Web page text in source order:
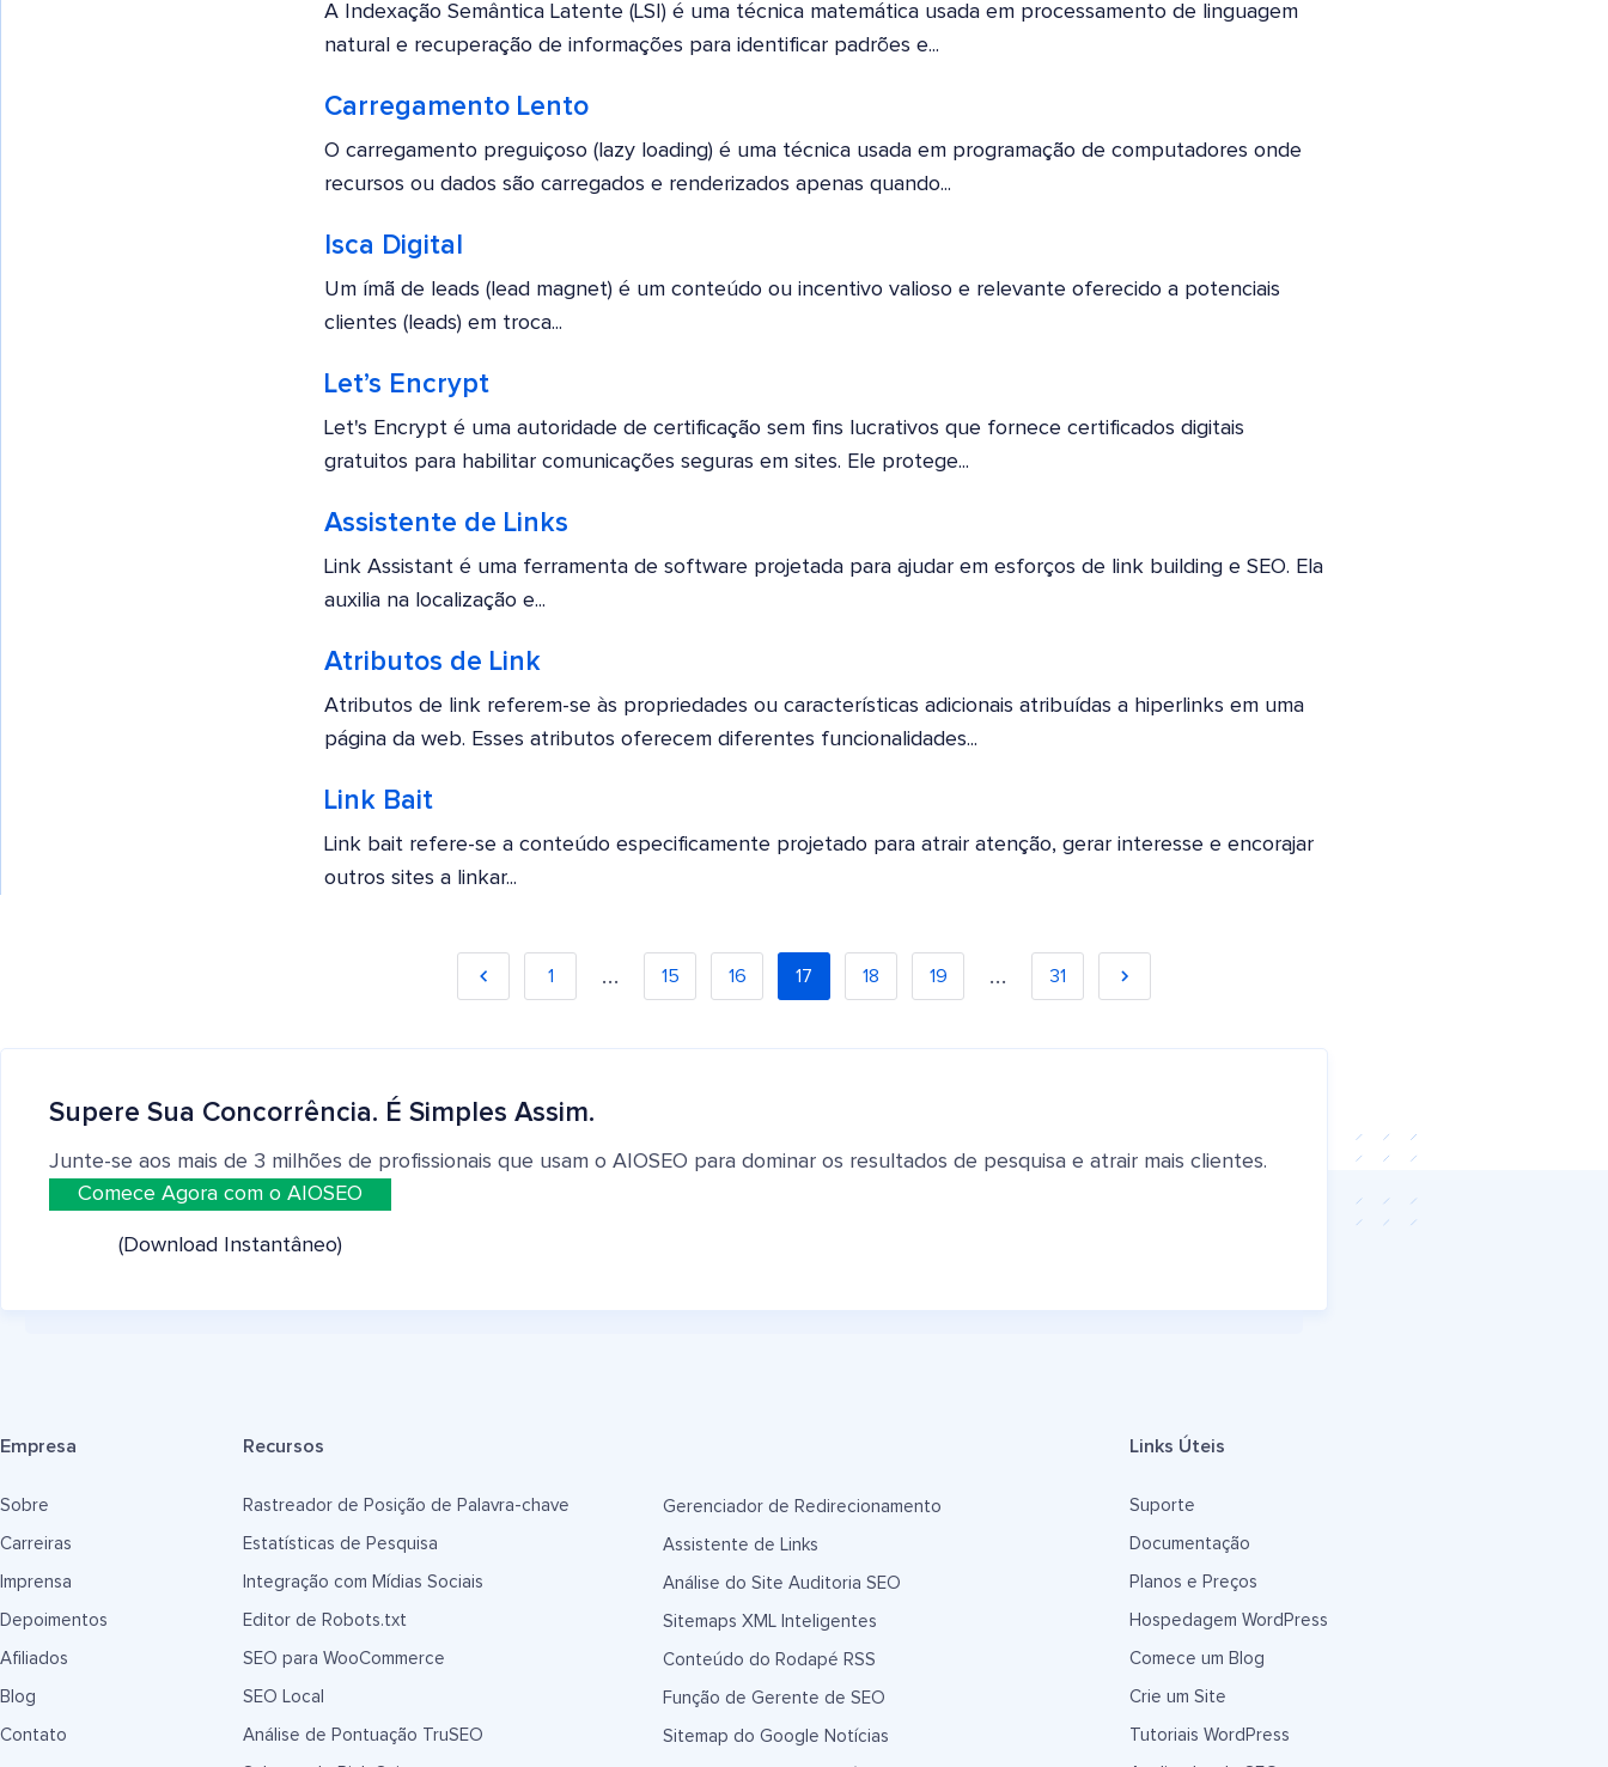
A Indexação Semântica Latente (LSI) é uma técnica matemática usada em processamento de linguagem
natural e recuperação de informações para identificar padrões e...
Carregamento Lento
O carregamento preguiçoso (lazy loading) é uma técnica usada em programação de computadores onde
recursos ou dados são carregados e renderizados apenas quando...
Isca Digital
Um ímã de leads (lead magnet) é um conteúdo ou incentivo valioso e relevante oferecido a potenciais
clientes (leads) em troca...
Let’s Encrypt
Let's Encrypt é uma autoridade de certificação sem fins lucrativos que fornece certificados digitais
gratuitos para habilitar comunicações seguras em sites. Ele protege...
Assistente de Links
Link Assistant é uma ferramenta de software projetada para ajudar em esforços de link building e SEO. Ela
auxilia na localização e...
Atributos de Link
Atributos de link referem-se às propriedades ou características adicionais atribuídas a hiperlinks em uma
página da web. Esses atributos oferecem diferentes funcionalidades...
Link Bait
Link bait refere-se a conteúdo especificamente projetado para atrair atenção, gerar interesse e encorajar
outros sites a linkar...
1 … 15 16 17 18 19 … 31
Supere Sua Concorrência. É Simples Assim.
Junte-se aos mais de 3 milhões de profissionais que usam o AIOSEO para dominar os resultados de pesquisa e atrair mais clientes.
Comece Agora com o AIOSEO
(Download Instantâneo)
Empresa
Sobre
Carreiras
Imprensa
Depoimentos
Afiliados
Blog
Contato
Recursos
Rastreador de Posição de Palavra-chave
Estatísticas de Pesquisa
Integração com Mídias Sociais
Editor de Robots.txt
SEO para WooCommerce
SEO Local
Análise de Pontuação TruSEO
Gerenciador de Redirecionamento
Assistente de Links
Análise do Site Auditoria SEO
Sitemaps XML Inteligentes
Conteúdo do Rodapé RSS
Função de Gerente de SEO
Sitemap do Google Notícias
Links Úteis
Suporte
Documentação
Planos e Preços
Hospedagem WordPress
Comece um Blog
Crie um Site
Tutoriais WordPress